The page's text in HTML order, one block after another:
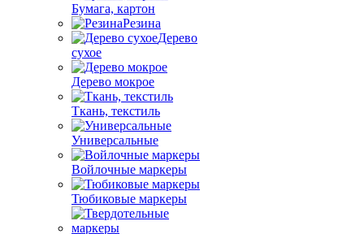
Бумага, картон
Резина
Дерево
сухое
Дерево мокрое
Ткань, текстиль
Универсальные
Войлочные маркеры
Тюбиковые маркеры